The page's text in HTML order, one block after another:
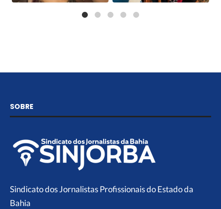
SOBRE
Sindicato dos Jornalistas Profissionais do Estado da
Bahia